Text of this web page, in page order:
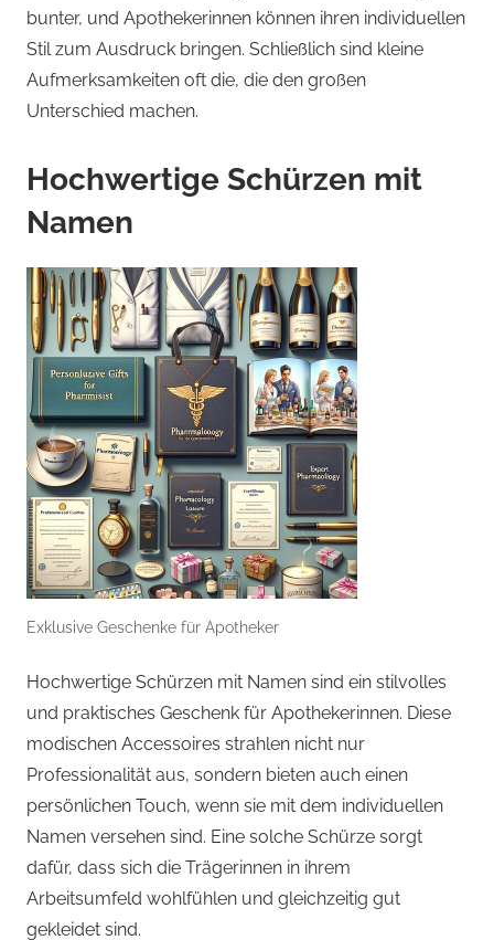
bunter, und Apothekerinnen können ihren individuellen
Stil zum Ausdruck bringen. Schließlich sind kleine
Aufmerksamkeiten oft die, die den großen
Unterschied machen.
Hochwertige Schürzen mit
Namen
Exklusive Geschenke für Apotheker
Hochwertige Schürzen mit Namen sind ein stilvolles
und praktisches Geschenk für Apothekerinnen. Diese
modischen Accessoires strahlen nicht nur
Professionalität aus, sondern bieten auch einen
persönlichen Touch, wenn sie mit dem individuellen
Namen versehen sind. Eine solche Schürze sorgt
dafür, dass sich die Trägerinnen in ihrem
Arbeitsumfeld wohlfühlen und gleichzeitig gut
gekleidet sind.